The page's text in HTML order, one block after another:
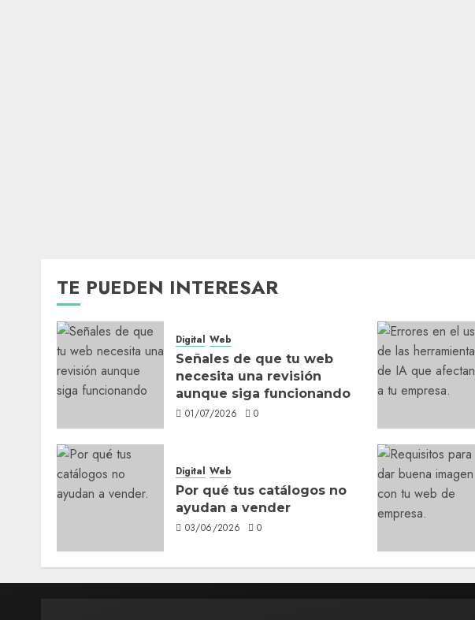
TE PUEDEN INTERESAR
Digital Web
Señales de que tu web
necesita una revisión
aunque siga funcionando
01/07/2026 0
Digital Web
Por qué tus catálogos no
ayudan a vender
03/06/2026 0